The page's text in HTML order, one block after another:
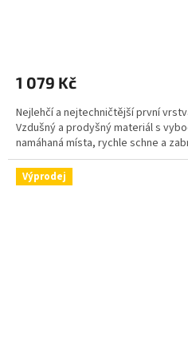
1 079 Kč
Nejlehčí a nejtechničtější první
Vzdušný a prodyšný materiál s
namáhaná místa, rychle schne a
Výprodej